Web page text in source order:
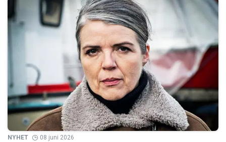
NYHET 08 juni 2026